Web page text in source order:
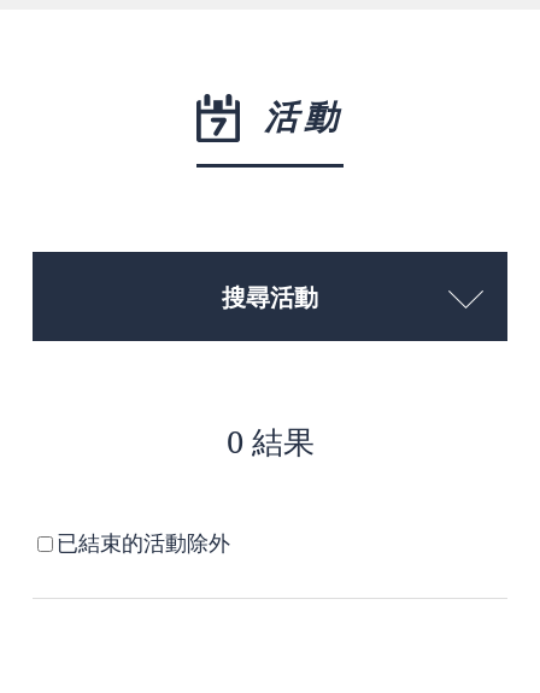
活動
搜尋活動
0 結果
已結束的活動除外